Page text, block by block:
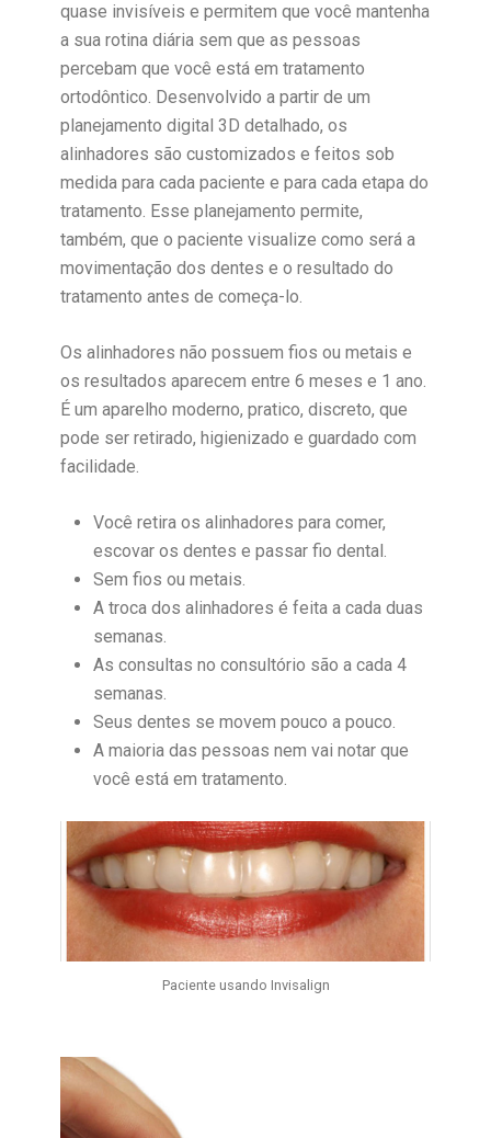
quase invisíveis e permitem que você mantenha
a sua rotina diária sem que as pessoas
percebam que você está em tratamento
ortodôntico. Desenvolvido a partir de um
planejamento digital 3D detalhado, os
alinhadores são customizados e feitos sob
medida para cada paciente e para cada etapa do
tratamento. Esse planejamento permite,
também, que o paciente visualize como será a
movimentação dos dentes e o resultado do
tratamento antes de começa-lo.
Os alinhadores não possuem fios ou metais e
os resultados aparecem entre 6 meses e 1 ano.
É um aparelho moderno, pratico, discreto, que
pode ser retirado, higienizado e guardado com
facilidade.
Você retira os alinhadores para comer,
escovar os dentes e passar fio dental.
Sem fios ou metais.
A troca dos alinhadores é feita a cada duas
semanas.
As consultas no consultório são a cada 4
semanas.
Seus dentes se movem pouco a pouco.
A maioria das pessoas nem vai notar que
você está em tratamento.
Paciente usando Invisalign